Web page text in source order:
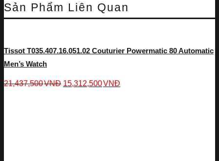
Sản Phẩm Liên Quan
Tissot T035.407.16.051.02 Couturier Powermatic 80 Automatic
Men’s Watch
21,437,500VNĐ 15,312,500VNĐ